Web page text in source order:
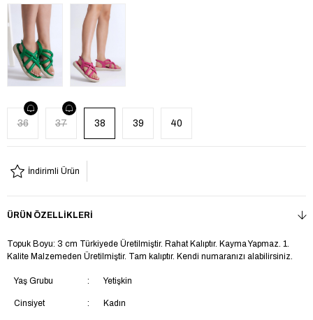
36 37 38 39 40
İndirimli Ürün
ÜRÜN ÖZELLIKLERI
Topuk Boyu: 3 cm Türkiyede Üretilmiştir. Rahat Kalıptır. Kayma Yapmaz. 1.
Kalite Malzemeden Üretilmiştir. Tam kalıptır. Kendi numaranızı alabilirsiniz.
Yaş Grubu Yetişkin
Cinsiyet Kadın